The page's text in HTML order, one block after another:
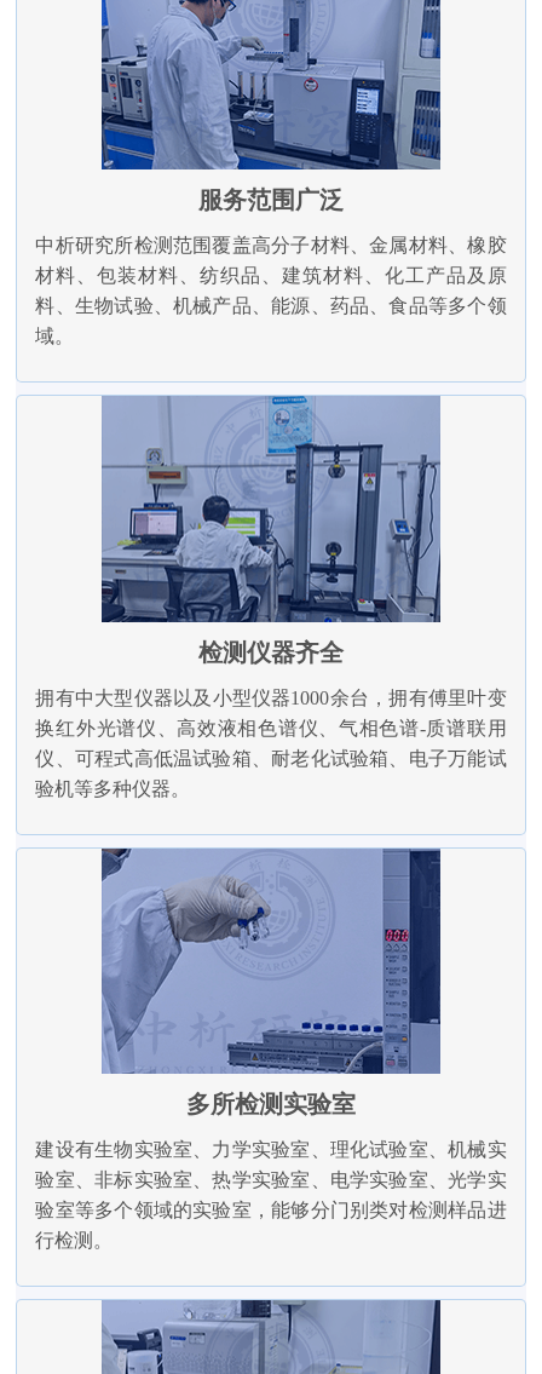
服务范围广泛
中析研究所检测范围覆盖高分子材料、金属材料、橡胶
材料、包装材料、纺织品、建筑材料、化工产品及原
料、生物试验、机械产品、能源、药品、食品等多个领
域。
检测仪器齐全
拥有中大型仪器以及小型仪器1000余台，拥有傅里叶变
换红外光谱仪、高效液相色谱仪、气相色谱-质谱联用
仪、可程式高低温试验箱、耐老化试验箱、电子万能试
验机等多种仪器。
多所检测实验室
建设有生物实验室、力学实验室、理化试验室、机械实
验室、非标实验室、热学实验室、电学实验室、光学实
验室等多个领域的实验室，能够分门别类对检测样品进
行检测。